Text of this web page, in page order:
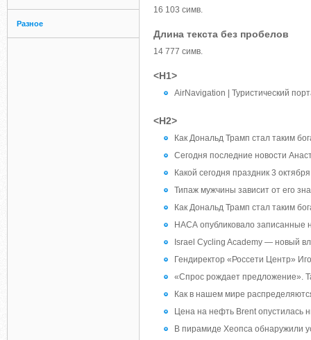
Разное
16 103 симв.
Длина текста без пробелов
14 777 симв.
<H1>
AirNavigation | Туристический
<H2>
Как Дональд Трамп стал таким
Сегодня последние новости
Какой сегодня праздник 3
Типаж мужчины зависит от его
Как Дональд Трамп стал таким
НАСА опубликовало записанные
Israel Cycling Academy — новый
Гендиректор «Россети Центр»
«Спрос рождает предложение».
Как в нашем мире
Цена на нефть Brent опустилась
В пирамиде Хеопса обнаружили